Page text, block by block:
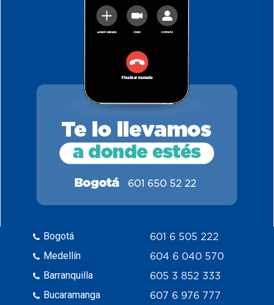
Bogotá
Medellín
Barranquilla
Bucaramanga
601 6 505 222
604 6 040 570
605 3 852 333
607 6 976 777